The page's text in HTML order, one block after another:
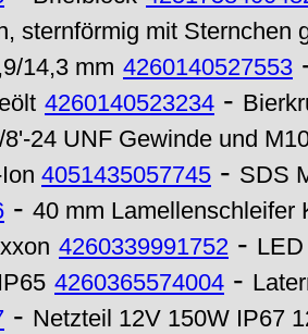
sternförmig mit Sternchen
14,3 mm 4260140527553
4260140523234 -
24 UNF Gewinde und
4051435057745 - SDS
- 40 mm Lamellenschleifer
4260339991752 -
4260365574004 -
- Netzteil 12V 150W IP67